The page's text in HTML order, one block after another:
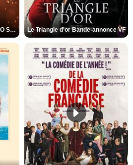
L'Odyssée Bande-annonce VO STFR Le Triangle d'or Bande-annonce VF